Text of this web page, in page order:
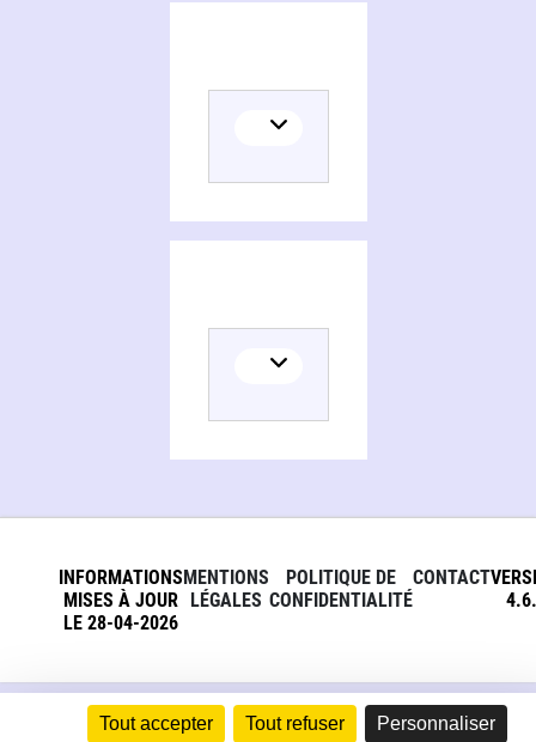
Tout accepter Tout refuser Personnaliser
INFORMATIONS
MISES À JOUR
LE 28-04-2026
MENTIONS
LÉGALES
POLITIQUE DE
CONFIDENTIALITÉ
CONTACT